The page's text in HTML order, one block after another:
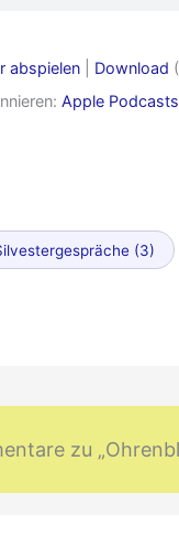
abspielen Download
Apple Podcasts
(3)
zu